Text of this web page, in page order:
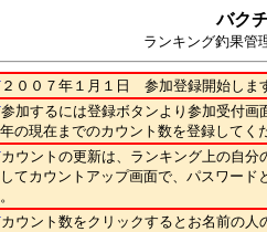
バク
ランキング釣果
２００７年１月１日 参加登録開始しま
参加するには登録ボタンより参加受付
の現在までのカウント数を登録してく
カウントの更新は、ランキング上の自
てカウントアップ画面で、パスワード
カウント数をクリックするとお名前の